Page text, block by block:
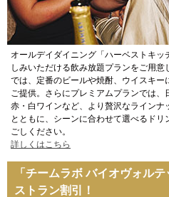
オールデイダイニング「ハーベストキ
しみいただける飲み放題プランをご用
では、定番のビールや焼酎、ウイスキ
ご提供。さらにプレミアムプランでは、
赤・白ワインなど、より贅沢なライン
とともに、シーンに合わせて選べるド
ごしください。
詳しくはこちら
「チームラボ バイオヴォル
ストラン割引！